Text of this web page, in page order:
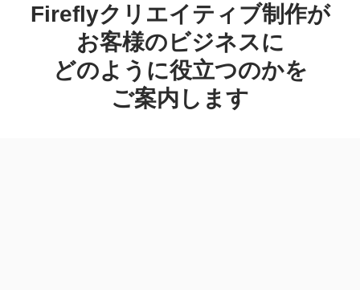
Fireflyクリエイティブ制作が
お客様のビジネスに
どのように役立つのかを
ご案内します